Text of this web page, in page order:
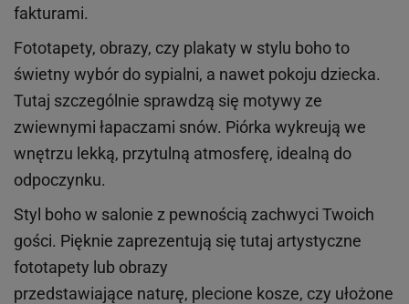
fakturami.
Fototapety, obrazy, czy plakaty w stylu boho to
świetny wybór do sypialni, a nawet pokoju dziecka.
Tutaj szczególnie sprawdzą się motywy ze
zwiewnymi łapaczami snów. Piórka wykreują we
wnętrzu lekką, przytulną atmosferę, idealną do
odpoczynku.
Styl boho w salonie z pewnością zachwyci Twoich
gości. Pięknie zaprezentują się tutaj artystyczne
fototapety lub obrazy
przedstawiające naturę, plecione kosze, czy ułożone